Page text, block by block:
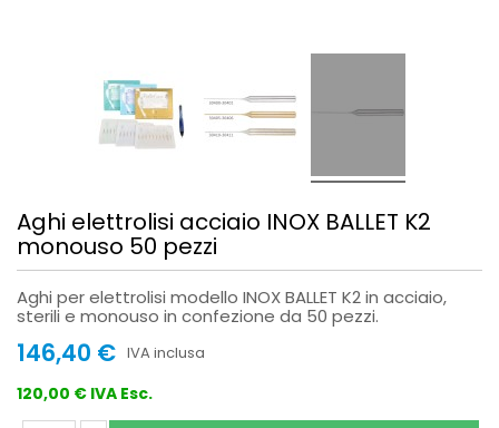
Aghi elettrolisi acciaio INOX BALLET K2
monouso 50 pezzi
Aghi per elettrolisi modello INOX BALLET K2 in acciaio,
sterili e monouso in confezione da 50 pezzi.
146,40 € IVA inclusa
120,00 € IVA Esc.